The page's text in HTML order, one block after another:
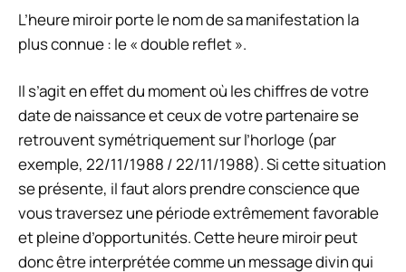
L’heure miroir porte le nom de sa manifestation la
plus connue : le « double reflet ».
Il s’agit en effet du moment où les chiffres de votre
date de naissance et ceux de votre partenaire se
retrouvent symétriquement sur l’horloge (par
exemple, 22/11/1988 / 22/11/1988). Si cette situation
se présente, il faut alors prendre conscience que
vous traversez une période extrêmement favorable
et pleine d’opportunités. Cette heure miroir peut
donc être interprétée comme un message divin qui